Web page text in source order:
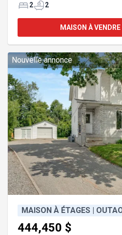
eau.Exclusions :Téléviseur
2 2
MAISON À VENDRE
Nouvelle annonce
MAISON À ÉTAGES |
444,450 $